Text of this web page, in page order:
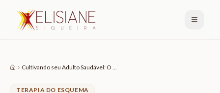
Cultivando seu Adulto Saudável: O Caminho para o Equilíbrio
TERAPIA DO ESQUEMA